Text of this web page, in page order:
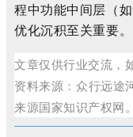
程中功能中间层（
优化沉积至关重要。
文章仅供行业交流，
资料来源： 众行远途
来源国家知识产权网